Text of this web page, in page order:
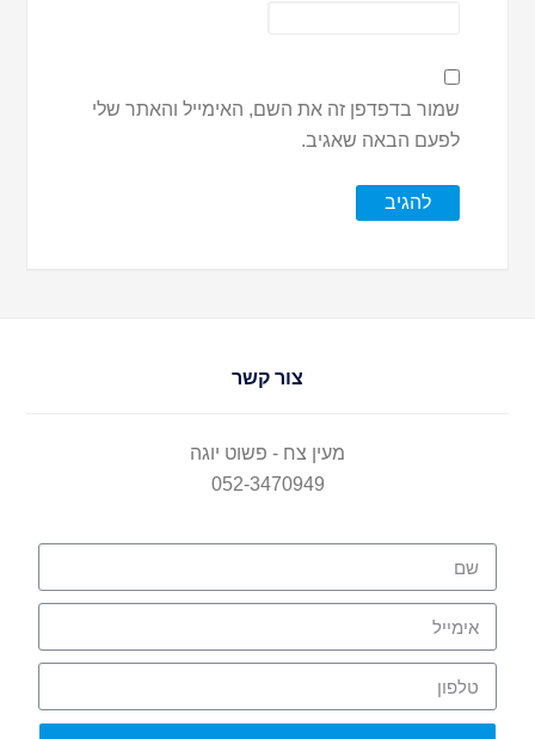
שמור בדפדפן זה את השם, האימייל והאתר שלי
לפעם הבאה שאגיב.
צור קשר
מעין צח - פשוט יוגה
052-3470949